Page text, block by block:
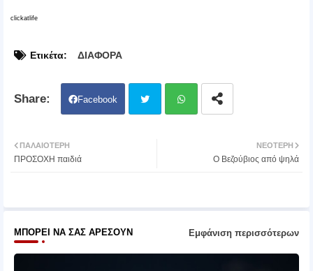
clickatlife
Ετικέτα: ΔΙΑΦΟΡΑ
Facebook
ΝΕΌΤΕΡΗ
Ο Βεζούβιος από ψηλά
ΠΑΛΑΙΌΤΕΡΗ
ΠΡΟΣΟΧΗ παιδιά
ΜΠΟΡΕΊ ΝΑ ΣΑΣ ΑΡΈΣΟΥΝ Εμφάνιση περισσότερων